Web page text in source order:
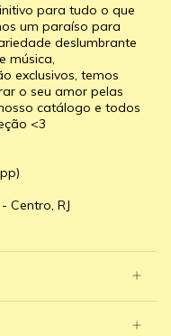
para tudo o que
um paraíso para
deslumbrante
música,
exclusivos, temos
o seu amor pelas
catálogo e todos
<3
Centro, RJ